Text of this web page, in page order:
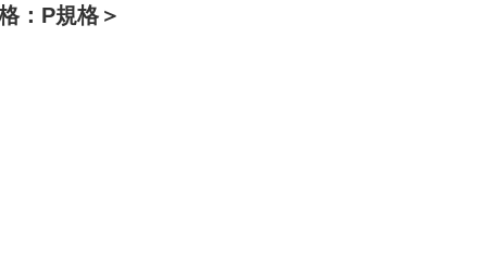
：P規格＞